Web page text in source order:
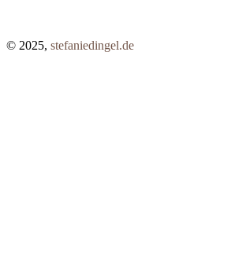
© 2025, stefaniedingel.de